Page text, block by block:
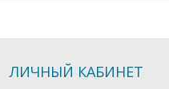
ЛИЧНЫЙ КАБИНЕТ